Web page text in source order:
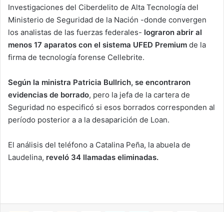
Investigaciones del Ciberdelito de Alta Tecnología del
Ministerio de Seguridad de la Nación -donde convergen
los analistas de las fuerzas federales- lograron abrir al
menos 17 aparatos con el sistema UFED Premium de la
firma de tecnología forense Cellebrite.
Según la ministra Patricia Bullrich, se encontraron
evidencias de borrado, pero la jefa de la cartera de
Seguridad no especificó si esos borrados corresponden al
período posterior a a la desaparición de Loan.
El análisis del teléfono a Catalina Peña, la abuela de
Laudelina, reveló 34 llamadas eliminadas.